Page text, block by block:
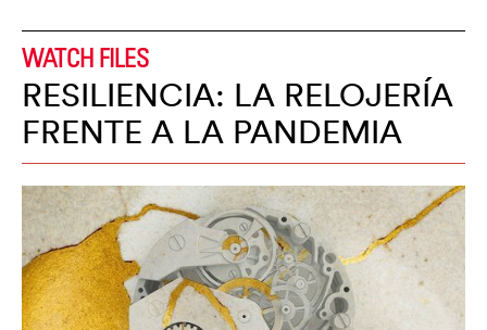
WATCH FILES
RESILIENCIA: LA RELOJERÍA
FRENTE A LA PANDEMIA